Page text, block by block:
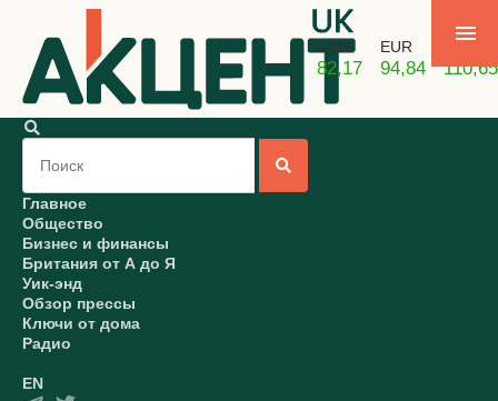
USD
82,17
EUR
94,84 110,65
Главное
Общество
Бизнес и финансы
Британия от А до Я
Уик-энд
Обзор прессы
Ключи от дома
Радио
EN